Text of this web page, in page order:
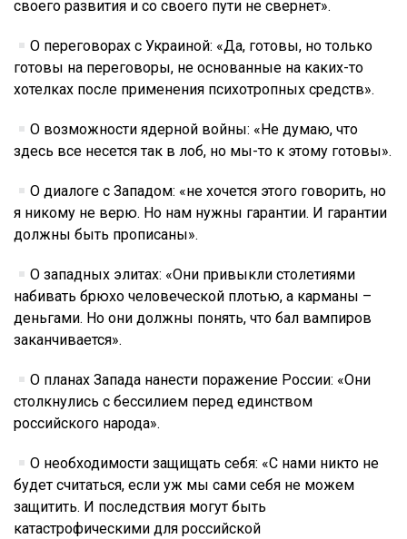
своего развития и со своего пути не свернет».
О переговорах с Украиной: «Да, готовы, но только
готовы на переговоры, не основанные на каких-то
хотелках после применения психотропных средств».
О возможности ядерной войны: «Не думаю, что
здесь все несется так в лоб, но мы-то к этому готовы».
О диалоге с Западом: «не хочется этого говорить, но
я никому не верю. Но нам нужны гарантии. И гарантии
должны быть прописаны».
О западных элитах: «Они привыкли столетиями
набивать брюхо человеческой плотью, а карманы –
деньгами. Но они должны понять, что бал вампиров
заканчивается».
О планах Запада нанести поражение России: «Они
столкнулись с бессилием перед единством
российского народа».
О необходимости защищать себя: «С нами никто не
будет считаться, если уж мы сами себя не можем
защитить. И последствия могут быть
катастрофическими для российской